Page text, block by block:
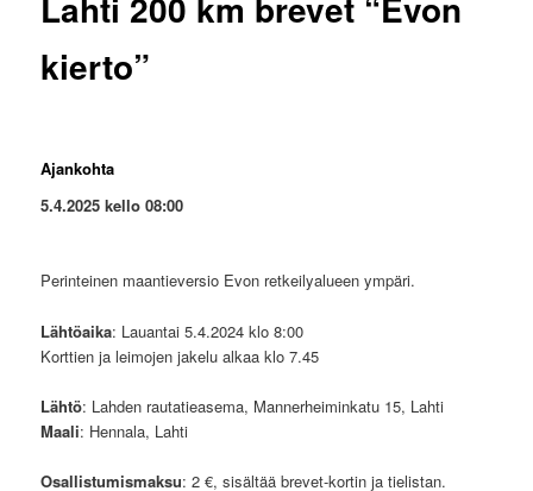
kierto”
Ajankohta
5.4.2025 kello 08:00
Perinteinen maantieversio Evon retkeilyalueen ympäri.
Lähtöaika: Lauantai 5.4.2024 klo 8:00
Korttien ja leimojen jakelu alkaa klo 7.45
Lähtö: Lahden rautatieasema, Mannerheiminkatu 15, Lahti
Maali: Hennala, Lahti
Osallistumismaksu: 2 €, sisältää brevet-kortin ja tielistan.